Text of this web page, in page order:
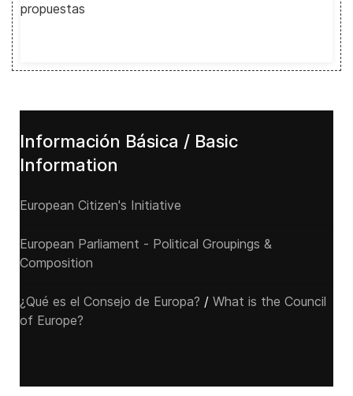
propuestas
Información Básica / Basic
Information
European Citizen's Initiative
European Parliament - Political Groupings &
Composition
¿Qué es el Consejo de Europa? / What is the Council
of Europe?